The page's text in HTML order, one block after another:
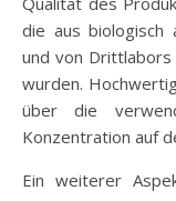
die aus biologisch
und von
wurden.
über die
Konzentration auf
Ein weiterer